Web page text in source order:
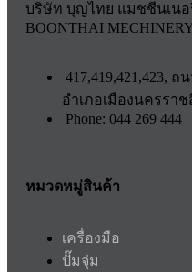
บริษัท บุญไทย แมชชีนเนอ
BOONTHAI
417,419,421,423,
อำเภอเมืองนครรา
Phone: 044 269 444
หมวดหมู่สินค้า
เครื่องมือ
ปั๊มจุ่ม